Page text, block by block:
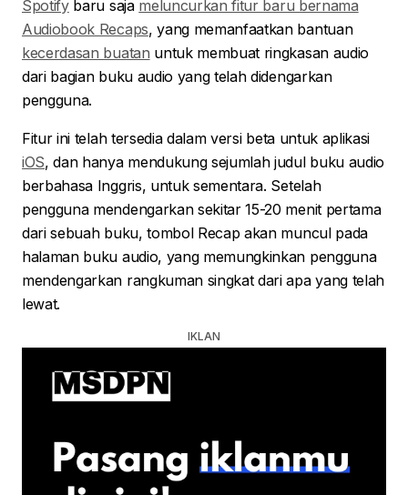
Spotifybaru saja meluncurkan fitur baru bernama
Audiobook Recaps, yang memanfaatkan bantuan
kecerdasan buatan untuk membuat ringkasan audio
dari bagian buku audio yang telah didengarkan
pengguna.
Fitur ini telah tersedia dalam versi beta untuk aplikasi
iOS, dan hanya mendukung sejumlah judul buku audio
berbahasa Inggris, untuk sementara. Setelah
pengguna mendengarkan sekitar 15-20 menit pertama
dari sebuah buku, tombol Recap akan muncul pada
halaman buku audio, yang memungkinkan pengguna
mendengarkan rangkuman singkat dari apa yang telah
lewat.